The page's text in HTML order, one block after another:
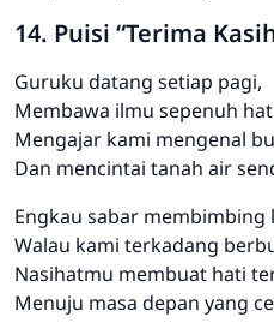
14. Puisi “Terima
Guruku datang setiap pagi,
Membawa ilmu sepenuh
Mengajar kami mengenal
Dan mencintai tanah air
Engkau sabar membimbing
Walau kami terkadang
Nasihatmu membuat hati
Menuju masa depan yang